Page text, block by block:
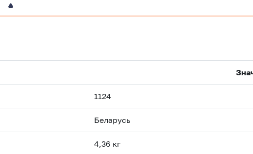
1124
Беларусь
4,36 кг